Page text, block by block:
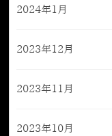
2024年1月
2023年12月
2023年11月
2023年10月